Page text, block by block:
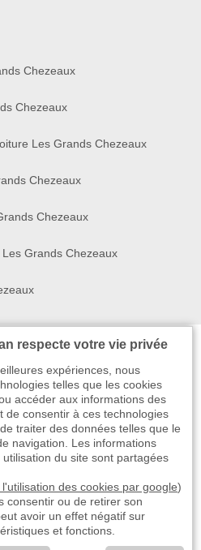
Chezeaux
Chezeaux
Les Grands Chezeaux
Chezeaux
Chezeaux
Grands Chezeaux
- indisponible>
respecte votre vie privée
expériences, nous
telles que les cookies
accéder aux informations des
de consentir à ces technologies
traiter des données telles que le
navigation. Les informations
du site sont partagées
des cookies par google)
consentir ou de retirer son
avoir un effet négatif sur
et fonctions.